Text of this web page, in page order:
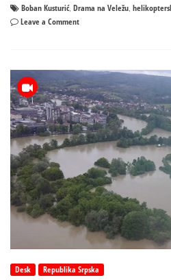
Boban Kusturić, Drama na Veležu,
Leave a Commenton
Helikopter
iz
Srpske
ne
može
prići
povrijeđenoj
planinarki
Desk Republika Srpska